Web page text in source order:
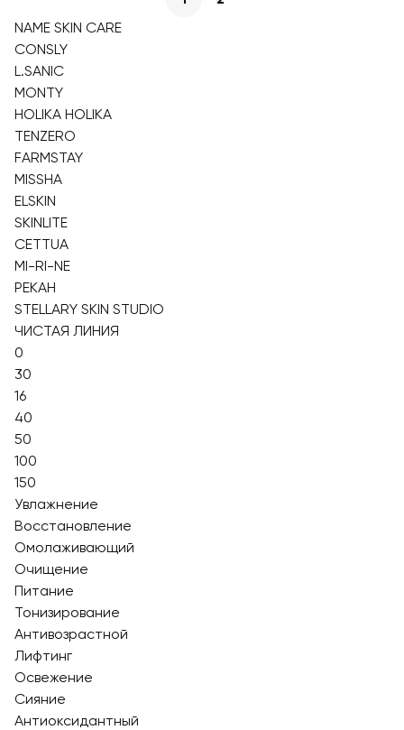
NAME SKIN CARE
CONSLY
L.SANIC
MONTY
HOLIKA HOLIKA
TENZERO
FARMSTAY
MISSHA
ELSKIN
SKINLITE
CETTUA
MI-RI-NE
PEKAH
STELLARY SKIN STUDIO
ЧИСТАЯ ЛИНИЯ
0
30
16
40
50
100
150
Увлажнение
Восстановление
Омолаживающий
Очищение
Питание
Тонизирование
Антивозрастной
Лифтинг
Освежение
Сияние
Антиоксидантный